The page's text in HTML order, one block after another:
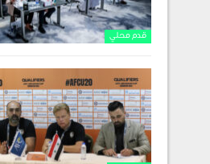
قدم محلي